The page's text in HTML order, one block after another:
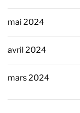
mai 2024
avril 2024
mars 2024